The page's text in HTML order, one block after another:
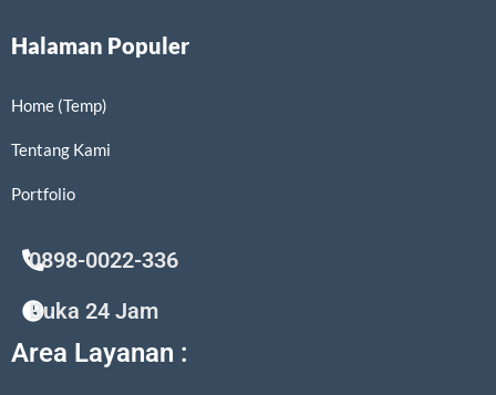
Halaman Populer
Home (Temp)
Tentang Kami
Portfolio
0898-0022-336
Buka 24 Jam
Area Layanan :